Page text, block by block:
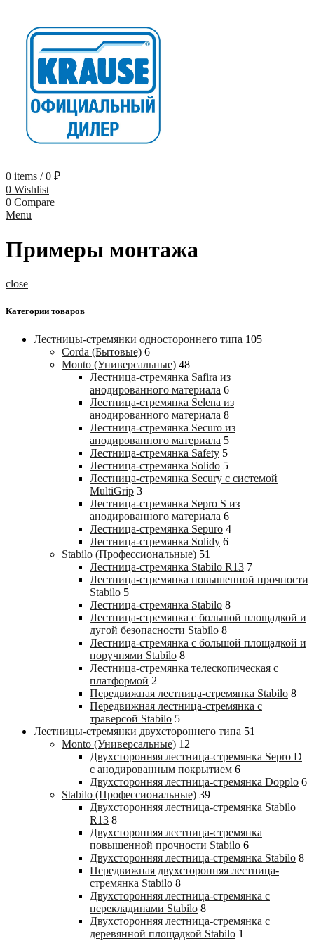
0 items / 0 ₽
0 Wishlist
0 Compare
Menu
Примеры монтажа
close
Категории товаров
Лестницы-стремянки одностороннего типа 105
Corda (Бытовые) 6
Monto (Универсальные) 48
Лестница-стремянка Safira из
анодированного материала 6
Лестница-стремянка Selena из
анодированного материала 8
Лестница-стремянка Securo из
анодированного материала 5
Лестница-стремянка Safety 5
Лестница-стремянка Solido 5
Лестница-стремянка Secury с системой
MultiGrip 3
Лестница-стремянка Sepro S из
анодированного материала 6
Лестница-стремянка Sepuro 4
Лестница-стремянка Solidy 6
Stabilo (Профессиональные) 51
Лестница-стремянка Stabilo R13 7
Лестница-стремянка повышенной прочности
Stabilo 5
Лестница-стремянка Stabilo 8
Лестница-стремянка с большой площадкой и
дугой безопасности Stabilo 8
Лестница-стремянка с большой площадкой и
поручнями Stabilo 8
Лестница-стремянка телескопическая с
платформой 2
Передвижная лестница-стремянка Stabilo 8
Передвижная лестница-стремянка с
траверсой Stabilo 5
Лестницы-стремянки двухстороннего типа 51
Monto (Универсальные) 12
Двухсторонняя лестница-стремянка Sepro D
с анодированным покрытием 6
Двухсторонняя лестница-стремянка Dopplo 6
Stabilo (Профессиональные) 39
Двухсторонняя лестница-стремянка Stabilo
R13 8
Двухсторонняя лестница-стремянка
повышенной прочности Stabilo 6
Двухсторонняя лестница-стремянка Stabilo 8
Передвижная двухсторонняя лестница-
стремянка Stabilo 8
Двухсторонняя лестница-стремянка с
перекладинами Stabilo 8
Двухсторонняя лестница-стремянка с
деревянной площадкой Stabilo 1